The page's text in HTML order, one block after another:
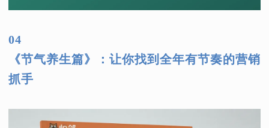
04
《节气养生篇》：让你找到全年有节奏的营销
抓手